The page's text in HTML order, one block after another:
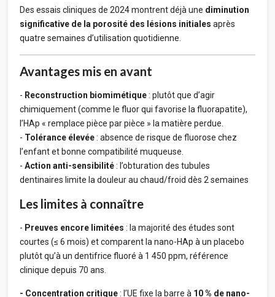
Des essais cliniques de 2024 montrent déjà une diminution
significative de la porosité des lésions initiales après
quatre semaines d’utilisation quotidienne.
Avantages mis en avant
- Reconstruction biomimétique: plutôt que d’agir
chimiquement (comme le fluor qui favorise la fluorapatite),
l’HAp « remplace pièce par pièce » la matière perdue.
- Tolérance élevée: absence de risque de fluorose chez
l’enfant et bonne compatibilité muqueuse.
-Action anti-sensibilité: l’obturation des tubules
dentinaires limite la douleur au chaud/froid dès 2 semaines
Les limites à connaître
- Preuves encore limitées : la majorité des études sont
courtes (≤ 6 mois) et comparent la nano-HAp à un placebo
plutôt qu’à un dentifrice fluoré à 1 450 ppm, référence
clinique depuis 70 ans.
- Concentration critique: l’UE fixe la barre à 10 % de nano-